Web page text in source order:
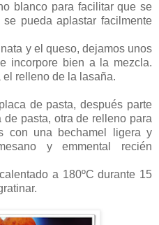
blanco para facilitar que se
pueda aplastar facilmente
y el queso, dejamos unos
incorpore bien a la mezcla.
el relleno de la lasaña.
de pasta, después parte
pasta, otra de relleno para
con una bechamel ligera y
y emmental recién
a 180ºC durante 15